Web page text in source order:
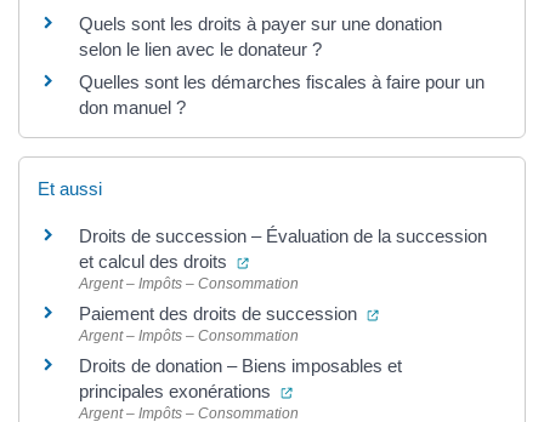
Quels sont les droits à payer sur une donation
selon le lien avec le donateur ?
Quelles sont les démarches fiscales à faire pour un
don manuel ?
Et aussi
Droits de succession – Évaluation de la succession
et calcul des droits
(ouverture dans un nouvel onglet)
Argent – Impôts – Consommation
Paiement des droits de succession (ouverture dans un
Argent – Impôts – Consommation
Droits de donation – Biens imposables et
principales exonérations
(ouverture dans un nouvel
Argent – Impôts – Consommation